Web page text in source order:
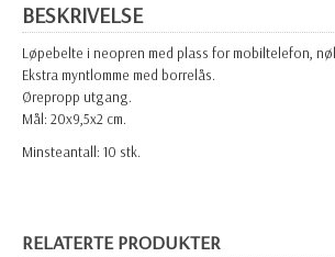
BESKRIVELSE
Løpebelte i neopren med plass for mobiltelefon,
Ekstra myntlomme med borrelås.
Ørepropp utgang.
Mål: 20x9,5x2 cm.
Minsteantall: 10 stk.
RELATERTE PRODUKTER